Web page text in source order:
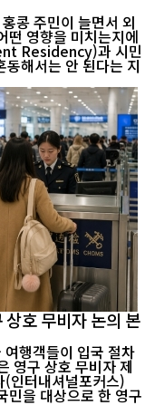
콩 주민이 늘면서 외
떤 영향을 미치는지에
Residency)과 시민
해서는 안 된다는 지
호 무비자 논의 본
행객들이 입국 절차
영구 상호 무비자 제
인터내셔널포커스)
민을 대상으로 한 영구